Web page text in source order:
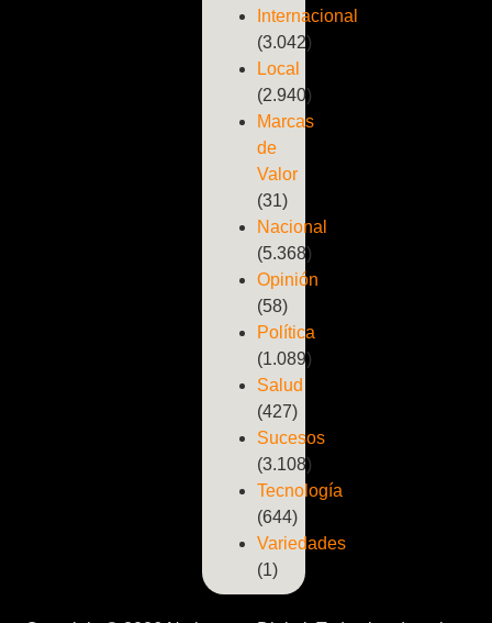
Internacional
(3.042)
Local
(2.940)
Marcas
de
Valor
(31)
Nacional
(5.368)
Opinión
(58)
Política
(1.089)
Salud
(427)
Sucesos
(3.108)
Tecnología
(644)
Variedades
(1)